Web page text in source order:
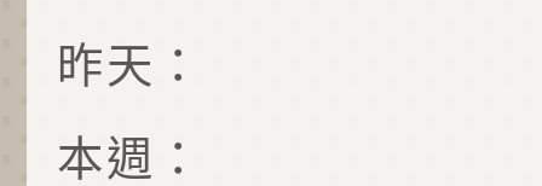
昨天：
本週：